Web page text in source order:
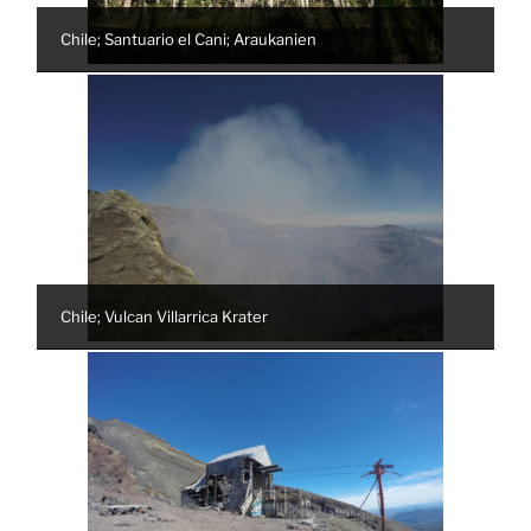
Chile; Santuario el Cani; Araukanien
Chile; Vulcan Villarrica Krater